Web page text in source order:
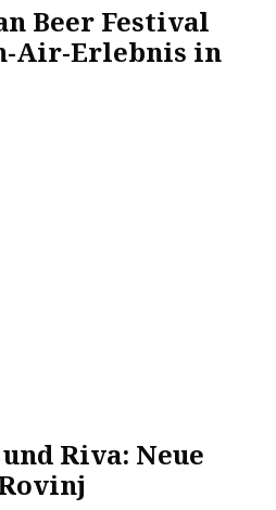
Beer Festival
Air-Erlebnis in
Riva: Neue